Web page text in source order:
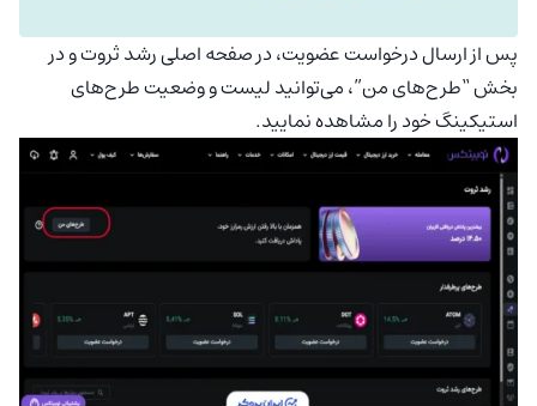
پس از ارسال درخواست عضویت، در صفحه اصلی رشد ثروت و در
بخش “طرح‌های من”، می‌توانید لیست و وضعیت طرح‌های
استیکینگ خود را مشاهده نمایید.